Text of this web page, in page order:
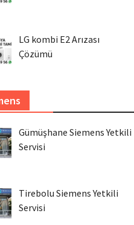
LG kombi E2 Arızası
Çözümü
Gümüşhane Siemens Yetkili
Servisi
Tirebolu Siemens Yetkili
Servisi